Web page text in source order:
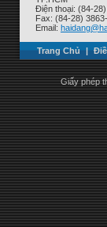
Điện thoại: (84-
Fax: (84-28)
Email:
Trang Chủ |
Giấy phép